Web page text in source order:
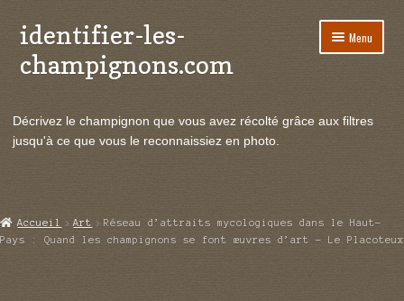
Aller
à
la
Aller
au
contenu
identifier-les-
champignons.com
Menu
le
Actualités
menu
enfant
Echanges et contacts
Ouvrir
le
Décrivez le champignon que vous avez récolté grâce aux filtres
jusqu'à ce que vous le reconnaissiez en photo.
Accueil Art
Réseau d’attraits mycologiques dans le Haut-
Pays : Quand les champignons se font œuvres d’art – Le Placoteux